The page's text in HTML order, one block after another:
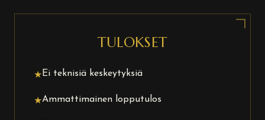
TULOKSET
★Ei teknisiä keskeytyksiä
★Ammattimainen lopputulos